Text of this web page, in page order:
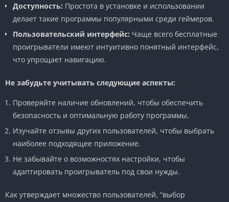
Доступность: Простота в установке и использовании
делает такие программы популярными среди геймеров.
Пользовательский интерфейс: Чаще всего бесплатные
проигрыватели имеют интуитивно понятный интерфейс,
что упрощает навигацию.
Не забудьте учитывать следующие аспекты:
Проверяйте наличие обновлений, чтобы обеспечить
безопасность и оптимальную работу программы.
Изучайте отзывы других пользователей, чтобы выбрать
наиболее подходящее приложение.
Не забывайте о возможностях настройки, чтобы
адаптировать проигрыватель под свои нужды.
Как утверждает множество пользователей, “выбор